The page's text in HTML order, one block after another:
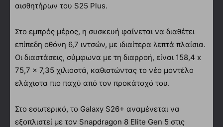
αισθητήρων του S25 Plus.
Στο εμπρός μέρος, η συσκευή φαίνεται να διαθέτει
επίπεδη οθόνη 6,7 ιντσών, με ιδιαίτερα λεπτά πλαίσια.
Οι διαστάσεις, σύμφωνα με τη διαρροή, είναι 158,4 x
75,7 x 7,35 χιλιοστά, καθιστώντας το νέο μοντέλο
ελάχιστα πιο παχύ από τον προκάτοχό του.
Στο εσωτερικό, το Galaxy S26+ αναμένεται να
εξοπλιστεί με τον Snapdragon 8 Elite Gen 5 στις